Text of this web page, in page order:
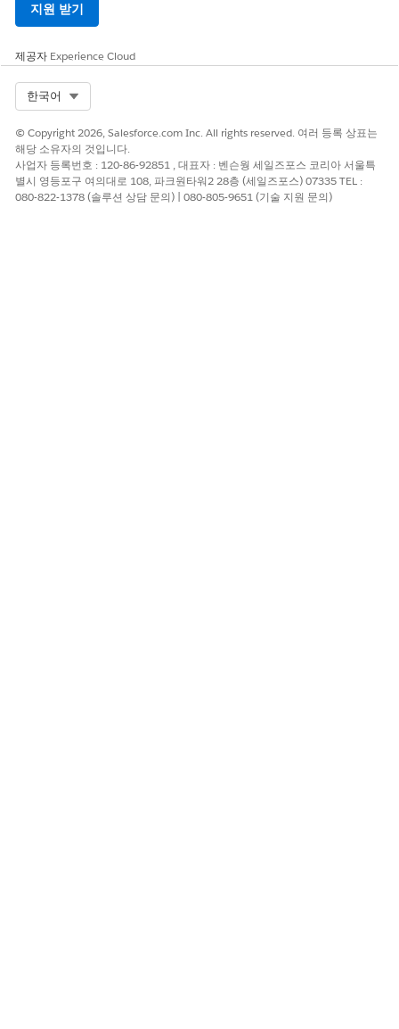
지원 받기
제공자 Experience Cloud
한국어
© Copyright 2026, Salesforce.com Inc. All rights reserved. 여러 등록 상표는
해당 소유자의 것입니다.
사업자 등록번호 : 120-86-92851 , 대표자 : 벤슨웡 세일즈포스 코리아 서울특
별시 영등포구 여의대로 108, 파크원타워2 28층 (세일즈포스) 07335 TEL :
080-822-1378 (솔루션 상담 문의) | 080-805-9651 (기술 지원 문의)